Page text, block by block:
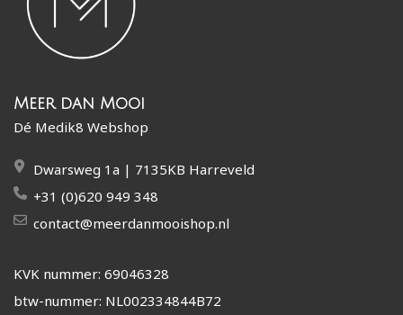
Meer dan Mooi
Dé Medik8 Webshop
Dwarsweg 1a | 7135KB Harreveld
+31 (0)620 949 348
contact@meerdanmooishop.nl
KVK nummer: 69046328
btw-nummer: NL002334844B72